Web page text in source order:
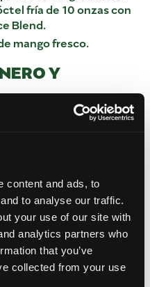
content and ads, to
to analyse our traffic.
your use of our site with
analytics partners who
that you’ve
collected from your use
fría de 10 onzas con
Blend.
mango fresco.
Y
y 1 taza de agua justo
después de retirar
mantiene sellado en
DE ADAM:
molida, 2 partes de
molido, 1 parte